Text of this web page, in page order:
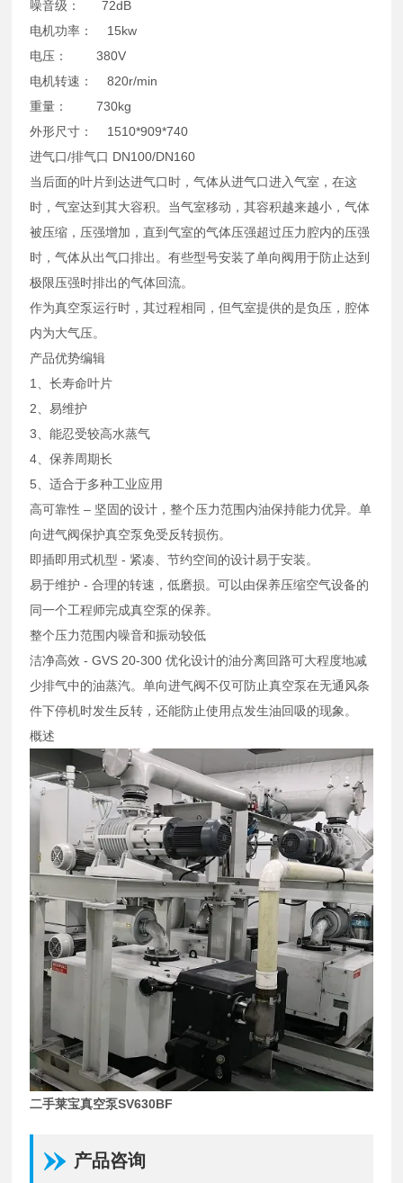
噪音级： 72dB
电机功率： 15kw
电压： 380V
电机转速： 820r/min
重量： 730kg
外形尺寸： 1510*909*740
进气口/排气口 DN100/DN160
当后面的叶片到达进气口时，气体从进气口进入气室，在这
时，气室达到其大容积。当气室移动，其容积越来越小，气体
被压缩，压强增加，直到气室的气体压强超过压力腔内的压强
时，气体从出气口排出。有些型号安装了单向阀用于防止达到
极限压强时排出的气体回流。
作为真空泵运行时，其过程相同，但气室提供的是负压，腔体
内为大气压。
产品优势编辑
1、长寿命叶片
2、易维护
3、能忍受较高水蒸气
4、保养周期长
5、适合于多种工业应用
高可靠性 – 坚固的设计，整个压力范围内油保持能力优异。单
向进气阀保护真空泵免受反转损伤。
即插即用式机型 - 紧凑、节约空间的设计易于安装。
易于维护 - 合理的转速，低磨损。可以由保养压缩空气设备的
同一个工程师完成真空泵的保养。
整个压力范围内噪音和振动较低
洁净高效 - GVS 20-300 优化设计的油分离回路可大程度地减
少排气中的油蒸汽。单向进气阀不仅可防止真空泵在无通风条
件下停机时发生反转，还能防止使用点发生油回吸的现象。
概述
二手莱宝真空泵SV630BF
产品咨询